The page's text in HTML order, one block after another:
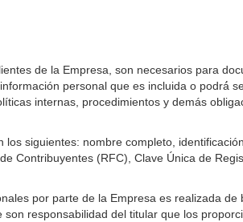
de la Empresa, son necesarios para
personal que es incluida o
internas, procedimientos y demás
los siguientes: nombre completo,
Contribuyentes (RFC), Clave Única de
por parte de la Empresa es realizada
responsabilidad del titular que los